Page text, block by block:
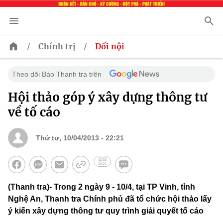
/ Chính trị / Đối nội
Theo dõi Báo Thanh tra trên
Hội thảo góp ý xây dựng thông tư
về tố cáo
Thứ tư, 10/04/2013 - 22:21
(Thanh tra)- Trong 2 ngày 9 - 10/4, tại TP Vinh, tỉnh
Nghệ An, Thanh tra Chính phủ đã tổ chức hội thảo lấy
ý kiến xây dựng thông tư quy trình giải quyết tố cáo